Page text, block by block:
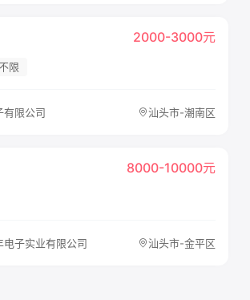
2000-3000元
限
有限公司 汕头市-潮南区
8000-10000元
电子实业有限公司 汕头市-金平区